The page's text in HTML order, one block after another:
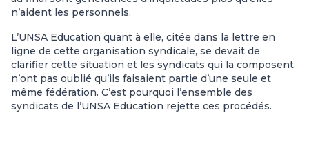
n’aident les personnels.
L’UNSA Education quant à elle, citée dans la lettre en
ligne de cette organisation syndicale, se devait de
clarifier cette situation et les syndicats qui la composent
n’ont pas oublié qu’ils faisaient partie d’une seule et
même fédération. C’est pourquoi l’ensemble des
syndicats de l’UNSA Education rejette ces procédés.